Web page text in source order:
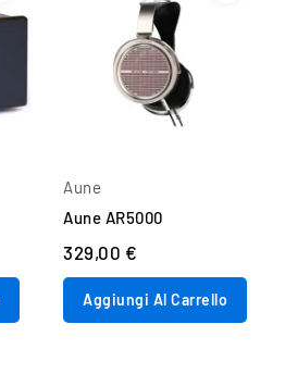
Aune
Aune AR5000
329,00 €
Aggiungi Al Carrello